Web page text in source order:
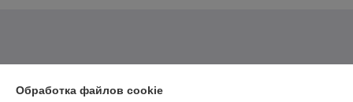
Обработка файлов cookie